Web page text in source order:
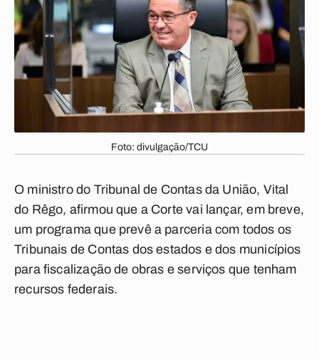
Foto: divulgação/TCU
O ministro do Tribunal de Contas da União, Vital
do Rêgo, afirmou que a Corte vai lançar, em breve,
um programa que prevê a parceria com todos os
Tribunais de Contas dos estados e dos municípios
para fiscalização de obras e serviços que tenham
recursos federais.